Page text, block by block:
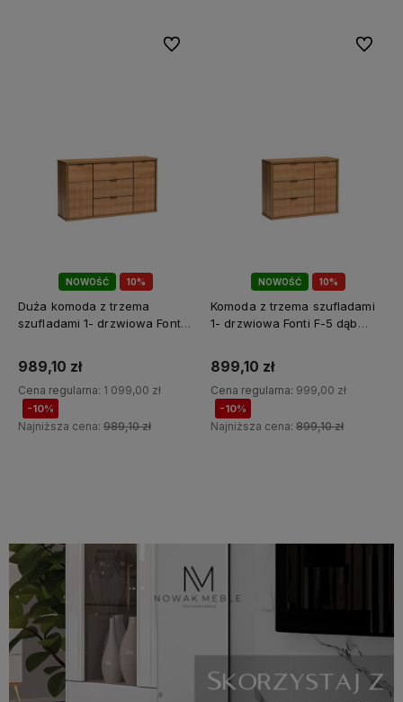
10%
NOWOŚĆ
Duża komoda z trzema
szufladami 1- drzwiowa Fonti
989,10 zł
Cena regularna: 1 099,00 zł
-10%
Najniższa cena: 989,10 zł
Do ulubionych
10%
NOWOŚĆ
Komoda z trzema szufladami
1- drzwiowa Fonti F-5 dąb
899,10 zł
Cena regularna: 999,00 zł
-10%
Najniższa cena: 899,10 zł
Do